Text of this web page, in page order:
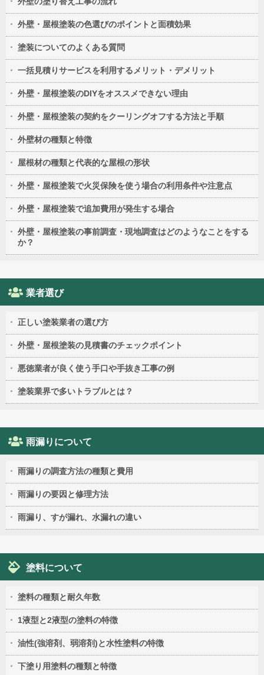
外壁・屋根塗装の色選びのポイントと面積効果
塗装についてのよくある質問
一括見積りサービスを利用するメリット・デメリット
外壁・屋根塗装のDIYをオススメできない理由
外壁・屋根塗装の契約をクーリングオフする方法と手順
外壁材の種類と特徴
屋根材の種類と代表的な屋根の形状
外壁・屋根塗装で火災保険を使う場合の利用条件や注意点
外壁・屋根塗装で追加費用が発生する場合
外壁・屋根塗装の事前調査・現地調査はどのようなことをする
か？
業者選び
正しい塗装業者の選び方
外壁・屋根塗装の見積書のチェックポイント
悪徳業者が良く使う手口や手抜き工事の例
塗装業界で多いトラブルとは？
雨漏りについて
雨漏りの調査方法の種類と費用
雨漏りの要因と修理方法
雨漏り、すが漏れ、水漏れの違い
塗料について
塗料の種類と耐久年数
1液型と2液型の塗料の特徴
油性(強溶剤、弱溶剤)と水性塗料の特徴
下塗り用塗料の種類と特徴